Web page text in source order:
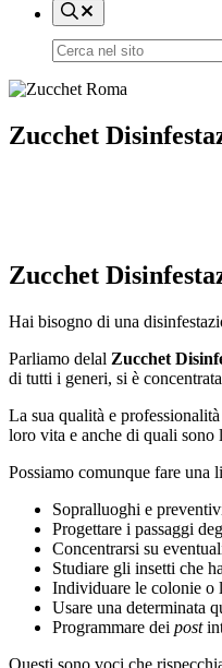
Cerca
nel
sito
nel
Zucchet
Zucchet
Hai bisogno di una
Parliamo delal Zucchet
di tutti i generi, si è
La sua qualità e
loro vita e anche di quali sono
Possiamo comunque fare una
Sopralluoghi e
Progettare i passaggi
Concentrarsi su
Studiare gli insetti che
Individuare le colonie o
Usare una determinata
Programmare dei post
Questi sono voci che